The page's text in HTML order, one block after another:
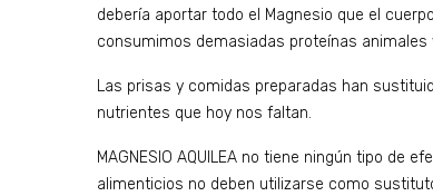
debería aportar todo el Magnesio que el
consumimos demasiadas proteínas
Las prisas y comidas preparadas han
nutrientes que hoy nos faltan.
MAGNESIO AQUILEA no tiene ningún tipo
alimenticios no deben utilizarse como